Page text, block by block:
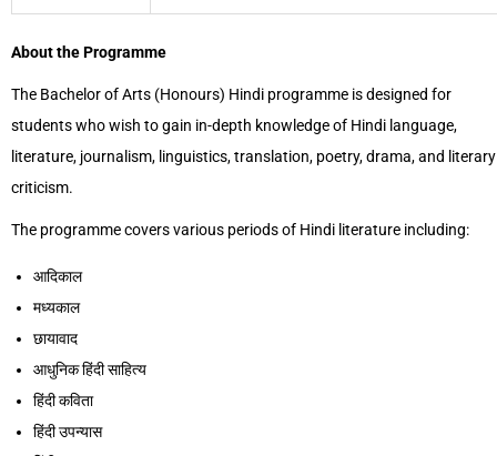
About the Programme
The Bachelor of Arts (Honours) Hindi programme is designed for
students who wish to gain in-depth knowledge of Hindi language,
literature, journalism, linguistics, translation, poetry, drama, and literary
criticism.
The programme covers various periods of Hindi literature including:
आदिकाल
मध्यकाल
छायावाद
आधुनिक हिंदी साहित्य
हिंदी कविता
हिंदी उपन्यास